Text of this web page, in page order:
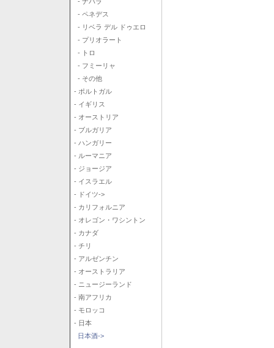
- ペネデス
- リベラ デル ドゥエロ
- プリオラート
- トロ
- フミーリャ
- その他
- ポルトガル
- イギリス
- オーストリア
- ブルガリア
- ハンガリー
- ルーマニア
- ジョージア
- イスラエル
- ドイツ->
- カリフォルニア
- オレゴン・ワシントン
- カナダ
- チリ
- アルゼンチン
- オーストラリア
- ニュージーランド
- 南アフリカ
- モロッコ
- 日本
日本酒->